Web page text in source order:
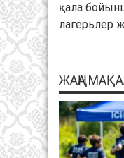
қала
лагерьлер
ЖАҢА